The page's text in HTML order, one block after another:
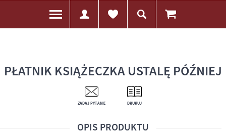
PŁATNIK KSIĄŻECZKA USTALĘ PÓŹNIEJ
ZADAJ PYTANIE DRUKUJ
OPIS PRODUKTU